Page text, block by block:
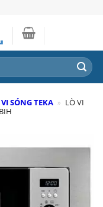
SÓNG TEKA » LÒ VI